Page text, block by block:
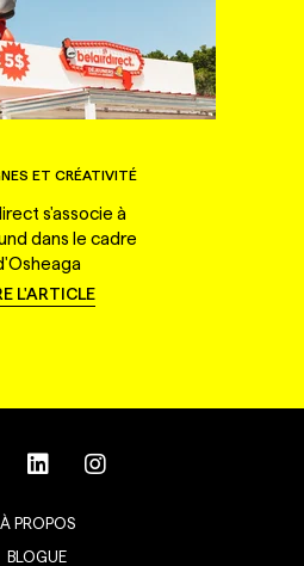
ET CRÉATIVITÉ
s'associe à
dans le cadre
L'ARTICLE
À PROPOS
BLOGUE